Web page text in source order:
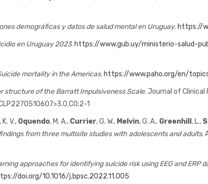
demográficas y datos de salud mental en Uruguay. https://
en Uruguay 2023. https://www.gub.uy/ministerio-salud-
mortality in the Americas. https://www.paho.org/en/
structure of the Barratt Impulsiveness Scale. Journal of Clinical
1
, K. V., Oquendo, M. A., Currier, G. W., Melvin, G. A., Greenhill , L.,
from three multisite studies with adolescents and adults.
approaches for identifying suicide risk using EEG and ERP
doi.org/10.1016/j.bpsc.2022.11.005